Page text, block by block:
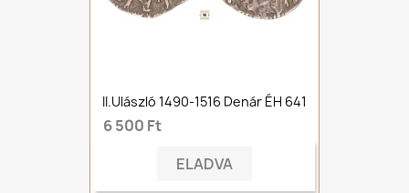
II.Ulászló 1490-1516 Denár ÉH 641
6 500 Ft
ELADVA